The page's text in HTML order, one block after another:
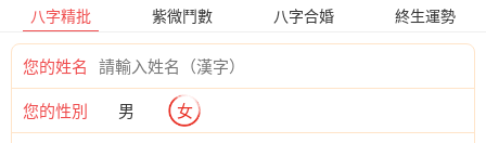
八字精批 紫微鬥數 八字合婚 終生運勢
您的姓名
您的性別 男 女